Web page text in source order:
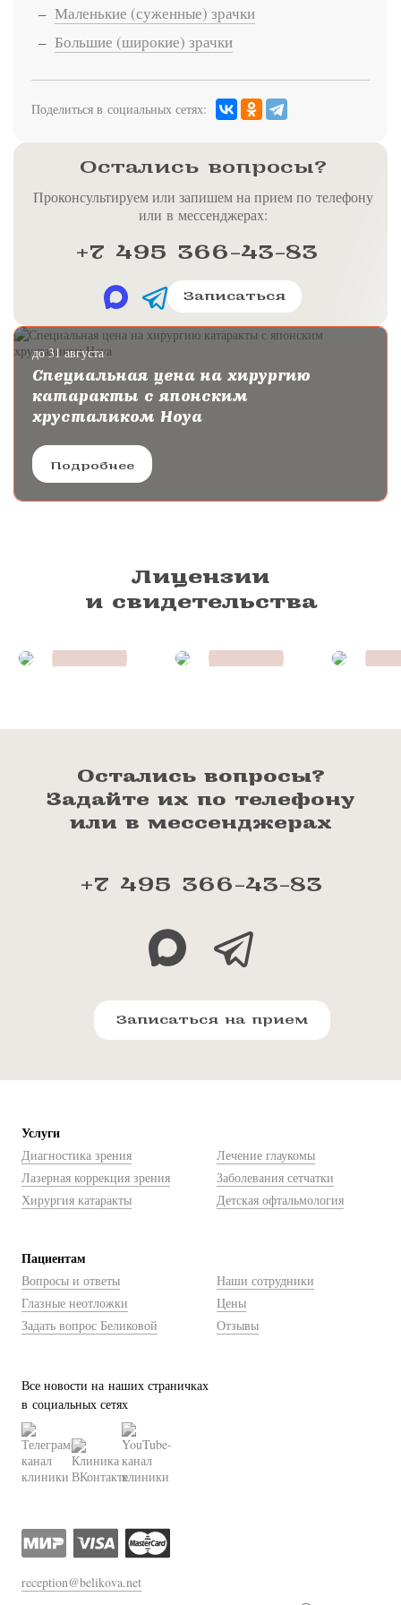
Маленькие (суженные) зрачки
Большие (широкие) зрачки
Поделиться в социальных сетях:
Остались вопросы?
Проконсультируем или запишем на прием по телефону
или в мессенджерах:
+7 495 366-43-83
Записаться
до 31 августа
Специальная цена на хирургию
катаракты с японским
хрусталиком Hoya
Подробнее
Лицензии
и свидетельства
Остались вопросы?
Задайте их по телефону
или в мессенджерах
+7 495 366-43-83
Записаться на прием
Услуги
Диагностика зрения
Лазерная коррекция зрения
Хирургия катаракты
Лечение глаукомы
Заболевания сетчатки
Детская офтальмология
Пациентам
Вопросы и ответы
Глазные неотложки
Задать вопрос Беликовой
Наши сотрудники
Цены
Отзывы
Все новости на наших страничках
в социальных сетях
reception@belikova.net